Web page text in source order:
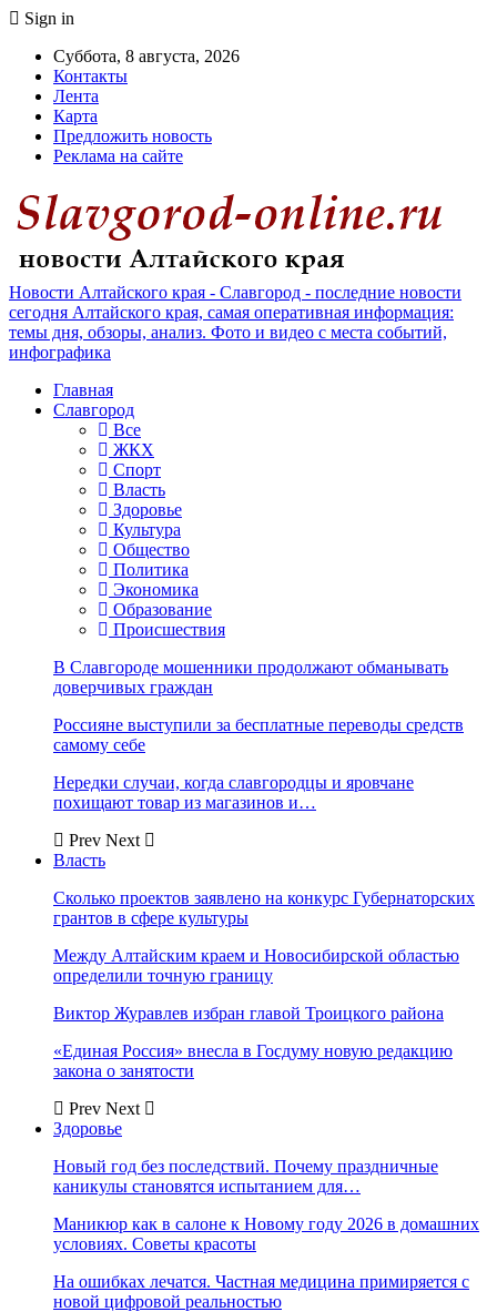
Sign in
Суббота, 8 августа, 2026
Контакты
Лента
Карта
Предложить новость
Реклама на сайте
Новости Алтайского края - Славгород - последние новости
сегодня Алтайского края, самая оперативная информация:
темы дня, обзоры, анализ. Фото и видео с места событий,
инфографика
Главная
Славгород
Все
ЖКХ
Спорт
Власть
Здоровье
Культура
Общество
Политика
Экономика
Образование
Происшествия
В Славгороде мошенники продолжают обманывать
доверчивых граждан
Россияне выступили за бесплатные переводы средств
самому себе
Нередки случаи, когда славгородцы и яровчане
похищают товар из магазинов и…
Prev Next
Власть
Сколько проектов заявлено на конкурс Губернаторских
грантов в сфере культуры
Между Алтайским краем и Новосибирской областью
определили точную границу
Виктор Журавлев избран главой Троицкого района
«Единая Россия» внесла в Госдуму новую редакцию
закона о занятости
Prev Next
Здоровье
Новый год без последствий. Почему праздничные
каникулы становятся испытанием для…
Маникюр как в салоне к Новому году 2026 в домашних
условиях. Советы красоты
На ошибках лечатся. Частная медицина примиряется с
новой цифровой реальностью